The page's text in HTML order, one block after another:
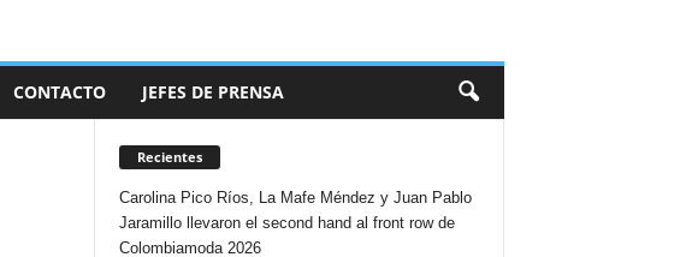
CONTACTO JEFES DE PRENSA
Recientes
Carolina Pico Ríos, La Mafe Méndez y Juan Pablo
Jaramillo llevaron el second hand al front row de
Colombiamoda 2026